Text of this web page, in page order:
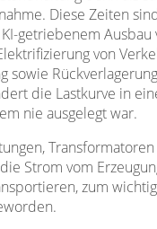
Diese Zeiten
getriebenem Ausbau
von
sowie
die Lastkurve in
nie ausgelegt war.
Strom vom
zum